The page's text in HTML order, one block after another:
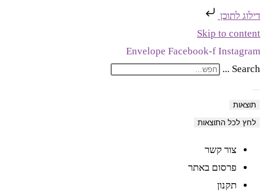
דילוג לתוכן
Skip to content
Envelope Facebook-f Instagram
Search ...
תוצאות
לחץ לכל התוצאות
צור קשר
פרסום באתר
תקנון